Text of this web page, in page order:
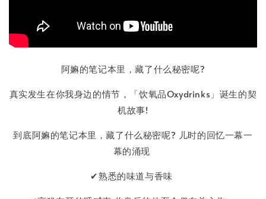
阿嫲的笔记本里，藏了什么秘密呢?
真实发生在你我身边的情节，「饮氧品Oxydrinks」诞生的契
机故事!
到底阿嫲的笔记本里，藏了什么秘密呢? 儿时的回忆一幕一
幕的涌现
✔熟悉的味道与香味